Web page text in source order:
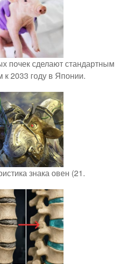
почек сделают стандартным
к 2033 году в Японии.
знака овен (21.